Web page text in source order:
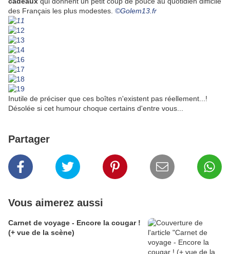
des Français les plus modestes. ©Golem13.fr
Inutile de préciser que ces boîtes n'existent pas réellement...!
Désolée si cet humour choque certains d'entre vous...
Partager
Vous aimerez aussi
Carnet de voyage - Encore la cougar !
(+ vue de la scène)